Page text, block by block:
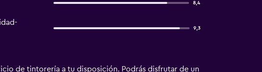
8,4
9,3
de tintorería a tu disposición. Podrás disfrutar de un